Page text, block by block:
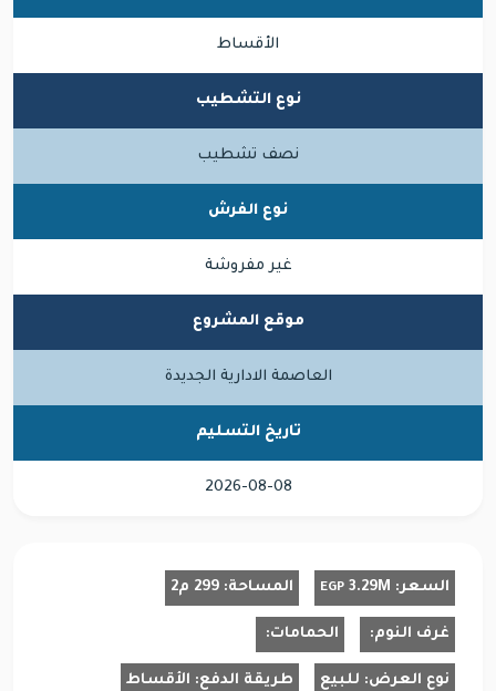
الأقساط
نوع التشطيب
نصف تشطيب
نوع الفرش
غير مفروشة
موقع المشروع
العاصمة الادارية الجديدة
تاريخ التسليم
2026-08-08
السعر: 3.29M
EGP المساحة: 299 م2
غرف النوم: الحمامات:
نوع العرض: للبيع طريقة الدفع: الأقساط